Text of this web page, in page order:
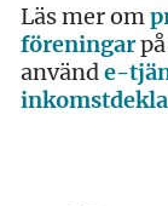
Läs mer om
föreningarpå
använde-